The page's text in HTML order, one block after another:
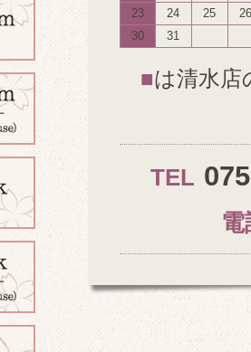
23
24 25
26
30
31
■は清水店
TEL
電